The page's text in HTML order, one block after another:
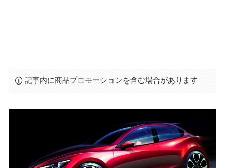
記事内に商品プロモーションを含む場合があります